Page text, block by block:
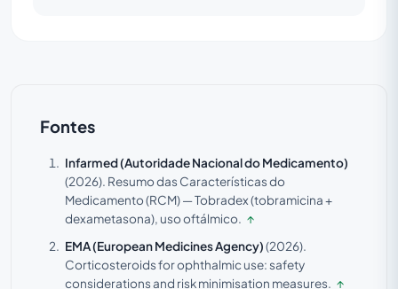
Fontes
Infarmed (Autoridade Nacional do Medicamento)
(2026). Resumo das Características do
Medicamento (RCM) — Tobradex (tobramicina +
dexametasona), uso oftálmico. ↑
EMA (European Medicines Agency)(2026).
Corticosteroids for ophthalmic use: safety
considerations and risk minimisation measures. ↑